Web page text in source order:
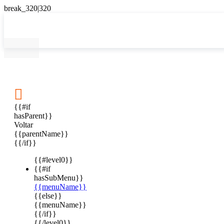

{{#if
hasParent}}
Voltar
{{parentName}}
{{/if}}
{{#level0}}
{{#if
hasSubMenu}}
{{menuName}}
{{else}}
{{menuName}}
{{/if}}